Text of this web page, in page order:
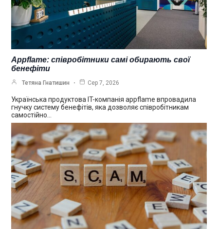
Appflame: співробітники самі обирають свої
бенефіти
Тетяна Гнатишин Сер 7, 2026
Українська продуктова IT-компанія appflame впровадила
гнучку систему бенефітів, яка дозволяє співробітникам
самостійно…